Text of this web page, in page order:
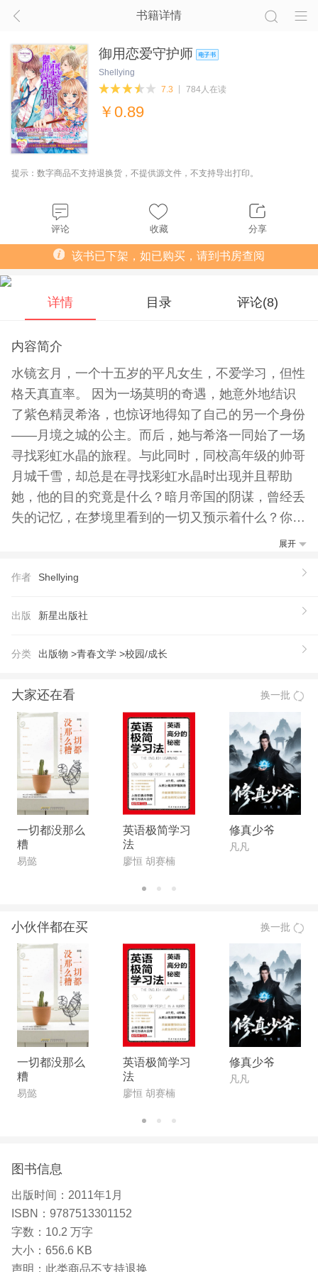
书籍详情
御用恋爱守护师
Shellying
7.3
784人在读
￥ 0.89
提示：数字商品不支持退换货，不提供源文件，不支持导出打印。
评论 收藏 分享
该书已下架，如已购买，请到书房查阅
详情 目录 评论(8)
内容简介
水镜玄月，一个十五岁的平凡女生，不爱学习，但性
格天真直率。 因为一场莫明的奇遇，她意外地结识
了紫色精灵希洛，也惊讶地得知了自己的另一个身份
——月境之城的公主。而后，她与希洛一同始了一场
寻找彩虹水晶的旅程。与此同时，同校高年级的帅哥
月城千雪，却总是在寻找彩虹水晶时出现并且帮助
她，他的目的究竟是什么？暗月帝国的阴谋，曾经丢
失的记忆，在梦境里看到的一切又预示着什么？你知
道美丽的月镜之城过去发生了什么事情而被封印吗？
守护师》为你揭晓答案！
年度*温暖的幸福密码，*魅惑的恋爱圣经！ 一场由梦
纠结的阴谋诡计，*缠绵悱恻的爱情传奇，*真挚动情
护师！
【作者】
Shellying，90后甜静派，出生于浪漫的情人节，标
准的水瓶星座女生，沉迷于所有唯美的事物。固执得
从小到大都只喜欢一个牌子一种口味的糖果；懒散得
宁愿坐在家里也不愿意出门散心；永远都只懂得用一
种眼光来看这个世界——单纯和美好。
展开
作者 Shellying
出版 新星出版社
分类 出版物 >青春文学 >校园/成长
大家还在看 换一批
一切都没那么
糟
易懿
英语极简学习
法
廖恒 胡赛楠
修真少爷
凡凡
小伙伴都在买 换一批
一切都没那么
糟
易懿
英语极简学习
法
廖恒 胡赛楠
修真少爷
凡凡
图书信息
出版时间： 2011年1月
ISBN： 9787513301152
字数： 10.2 万字
大小： 656.6 KB
声明： 此类商品不支持退换